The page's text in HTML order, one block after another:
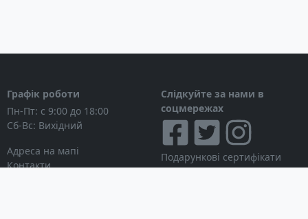
Гарантія: 10 років
Графік роботи
Пн-Пт: с 9:00 до 18:00
Сб-Вс: Вихідний
Адреса на мапі
Контакти
Слідкуйте за нами в
соцмережах
Подарункові сертифікати
Дисконтні картки